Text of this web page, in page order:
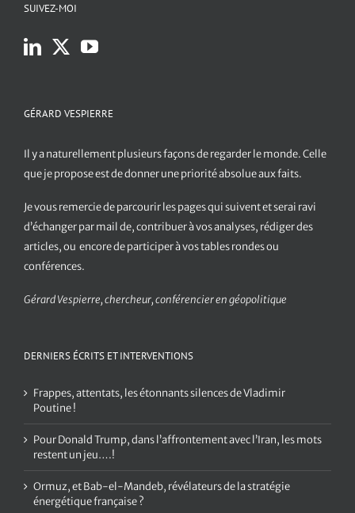
SUIVEZ-MOI
GÉRARD VESPIERRE
Il y a naturellement plusieurs façons de regarder le monde. Celle
que je propose est de donner une priorité absolue aux faits.
Je vous remercie de parcourir les pages qui suivent et serai ravi
d’échanger par mail de, contribuer à vos analyses, rédiger des
articles, ou encore de participer à vos tables rondes ou
conférences.
Gérard Vespierre, chercheur, conférencier en géopolitique
DERNIERS ÉCRITS ET INTERVENTIONS
Frappes, attentats, les étonnants silences de Vladimir
Poutine !
Pour Donald Trump, dans l’affrontement avec l’Iran, les mots
restent un jeu….!
Ormuz, et Bab-el-Mandeb, révélateurs de la stratégie
énergétique française ?